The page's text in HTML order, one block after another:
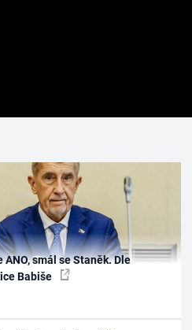
smál se Staněk. Dle
Babiše